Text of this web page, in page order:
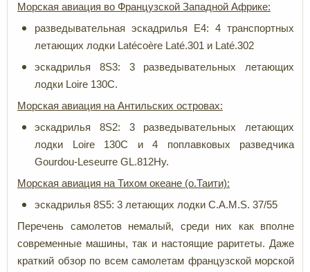
Морская авиация во Французской Западной Африке:
разведывательная эскадрилья E4: 4 транспортных
летающих лодки Latécoère Laté.301 и Laté.302
эскадрилья 8S3: 3 разведывательных летающих
лодки Loire 130C.
Морская авиация на Антильских островах:
эскадрилья 8S2: 3 разведывательных летающих
лодки Loire 130C и 4 поплавковых разведчика
Gourdou-Leseurre GL.812Hy.
Морская авиация на Тихом океане (о.Таити):
эскадрилья 8S5: 3 летающих лодки C.A.M.S. 37/55
Перечень самолетов немалый, среди них как вполне
современные машины, так и настоящие раритеты. Даже
краткий обзор по всем самолетам французской морской